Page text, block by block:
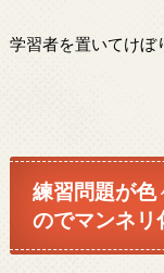
学習者を置いてけぼ
練習問題が色
のでマンネリ